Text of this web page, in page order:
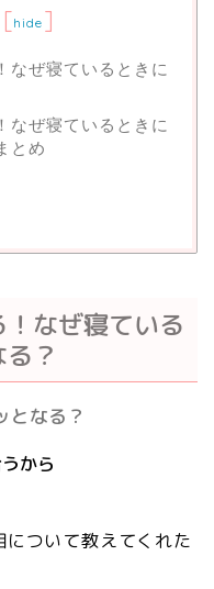
[hide ]
なぜ寝ているときに
なぜ寝ているときに
とめ
なぜ寝ている
？
となる？
から
ついて教えてくれた